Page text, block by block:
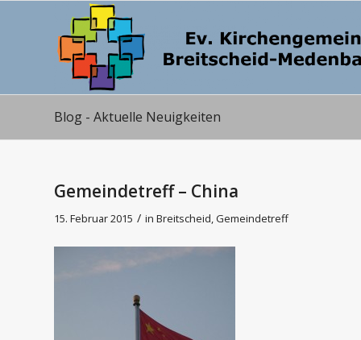
Blog - Aktuelle Neuigkeiten
Gemeindetreff – China
15. Februar 2015 / in Breitscheid,Gemeindetreff